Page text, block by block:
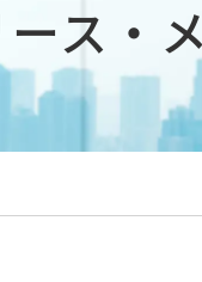
ス・